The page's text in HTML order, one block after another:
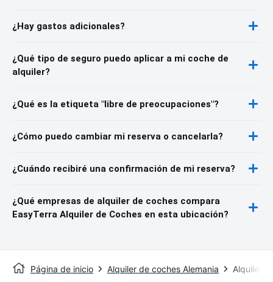
¿Hay gastos adicionales?
¿Qué tipo de seguro puedo aplicar a mi coche de
alquiler?
¿Qué es la etiqueta "libre de preocupaciones"?
¿Cómo puedo cambiar mi reserva o cancelarla?
¿Cuándo recibiré una confirmación de mi reserva?
¿Qué empresas de alquiler de coches compara
EasyTerra Alquiler de Coches en esta ubicación?
Página de inicio Alquiler de coches Alemania Alquiler